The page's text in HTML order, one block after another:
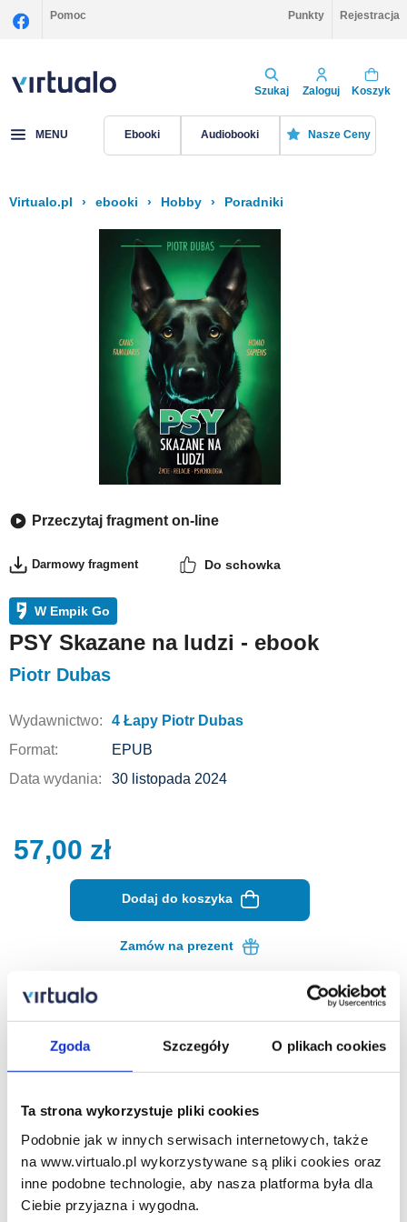
Zgoda Szczegóły O plikach cookies
Ta strona wykorzystuje pliki cookies
Podobnie jak w innych serwisach internetowych, także
na www.virtualo.pl wykorzystywane są pliki cookies oraz
inne podobne technologie, aby nasza platforma była dla
Ciebie przyjazna i wygodna.
Pomoc Punkty Rejestracja
Szukaj Zaloguj Koszyk
MENU Ebooki Audiobooki Nasze Ceny
Virtualo.pl › ebooki › Hobby › Poradniki
Przeczytaj fragment on-line
Darmowy fragment Do schowka
W Empik Go
PSY Skazane na ludzi - ebook
Piotr Dubas
Wydawnictwo:
4 Łapy Piotr Dubas
Format:
EPUB
Data wydania:
30 listopada 2024
57,00 zł
Dodaj do koszyka
Zamów na prezent
Szczegóły
PSY Skazane na ludzi - ebook
człowiekiem a psem. W tej książce zgłębimy nie tylko
praktyczne aspekty życia z psami, ale także filozoficzne
i psychologiczne wymiary tej wyjątkowej więzi. Odkryjemy,
jak psy wpływają na nasze życie, jak możemy lepiej
zrozumieć ich potrzeby oraz jak budować harmonijną
relację, która sprawi, że nasze wspólne życie stanie się